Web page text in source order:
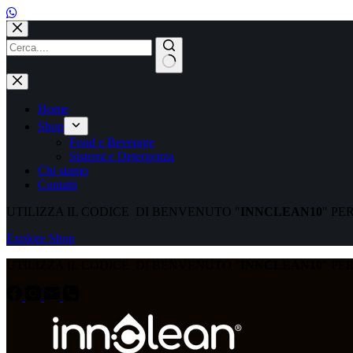
al
contenuto
Nessun
risultato
Home
Shop
Food e Beverage
Sistemi e Detergenza
Chi siamo
Contatti
UTILIZZA IL CODICE DI BENVENUTO " INNCLEAN10"
Explore Shop